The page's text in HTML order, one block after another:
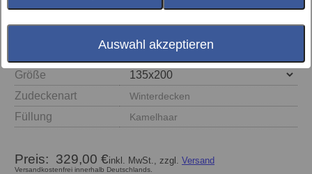
Auswahl akzeptieren
Größe
Zudeckenart
Winterdecken
Füllung Kamelhaar
Preis: 329,00 €inkl. MwSt., zzgl. Versand
Versandkostenfrei innerhalb Deutschlands.